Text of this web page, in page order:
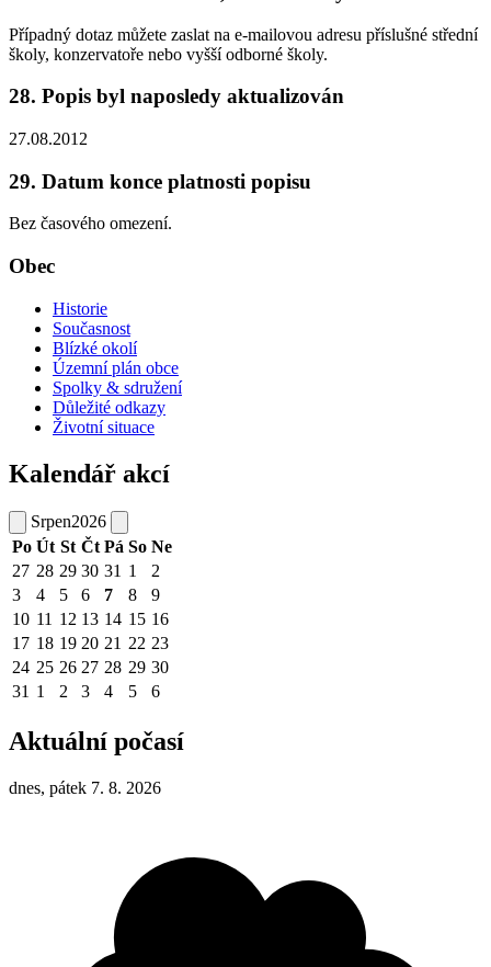
Případný dotaz můžete zaslat na e-mailovou adresu příslušné střední
školy, konzervatoře nebo vyšší odborné školy.
28. Popis byl naposledy aktualizován
27.08.2012
29. Datum konce platnosti popisu
Bez časového omezení.
Obec
Historie
Současnost
Blízké okolí
Územní plán obce
Spolky & sdružení
Důležité odkazy
Životní situace
Kalendář akcí
Srpen2026
Po Út St Čt Pá So Ne
27 28 29 30 31 1
2
3
4 5 6 7 8
9
10 11 12 13 14 15 16
17 18 19 20 21 22 23
24 25 26 27 28 29 30
31 1 2 3 4 5 6
Aktuální počasí
dnes, pátek 7. 8. 2026